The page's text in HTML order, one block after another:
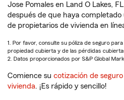
Jose Pomales en Land O Lakes,
después de que haya
de propietarios de vivienda en
1. Por favor, consulte su póliza de seguro
propiedad cubierta y de las pérdidas
2. Datos proporcionados por S&P Global
Comience su cotización de
vivienda. ¡Es rápido y sencillo!